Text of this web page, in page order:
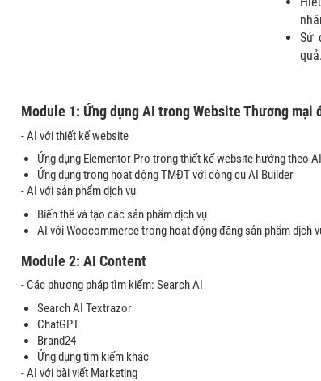
Sử
quả.
Module 1: Ứng dụng AI trong Website Thương mại
- AI với thiết kế website
Ứng dụng Elementor Pro trong thiết kế website hướng theo AI
Ứng dụng trong hoạt động TMĐT với công cụ AI Builder
- AI với sản phẩm dịch vụ
Biến thể và tạo các sản phẩm dịch vụ
AI với Woocommerce trong hoạt động đăng sản phẩm dịch
Module 2: AI Content
- Các phương pháp tìm kiếm: Search AI
Search AI Textrazor
ChatGPT
Brand24
Ứng dụng tìm kiếm khác
- AI với bài viết Marketing